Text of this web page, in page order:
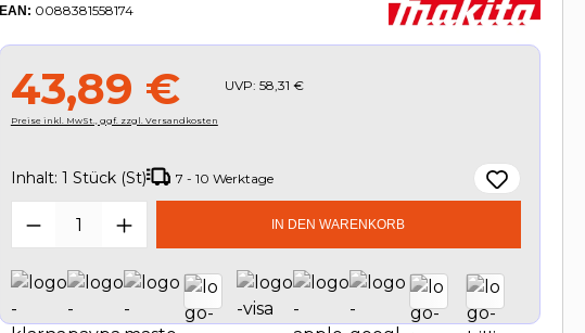
EAN: 0088381558174
43,89 € UVP: 58,31 €
Preise inkl. MwSt., ggf. zzgl. Versandkosten
Inhalt: 1 Stück (St) 7 - 10 Werktage
Produkt Anzahl: Gib den gewünschten
IN DEN WARENKORB